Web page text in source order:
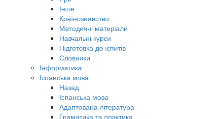
Інше
Країнознавство
Методичні матеріали
Навчальні курси
Підготовка до іспитів
Словники
Інформатика
Іспанська мова
Назад
Іспанська мова
Адаптована література
Граматика та практика